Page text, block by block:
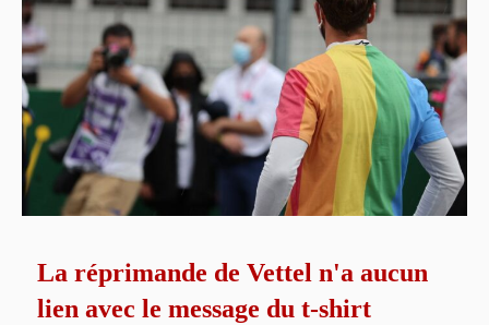
La réprimande de Vettel n'a aucun
lien avec le message du t-shirt